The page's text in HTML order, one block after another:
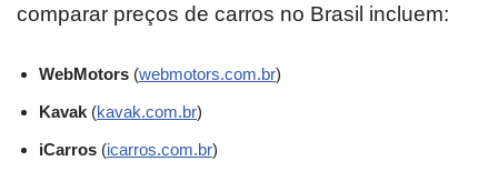
comparar preços de carros no Brasil incluem:
WebMotors (webmotors.com.br)
Kavak (kavak.com.br)
iCarros (icarros.com.br)